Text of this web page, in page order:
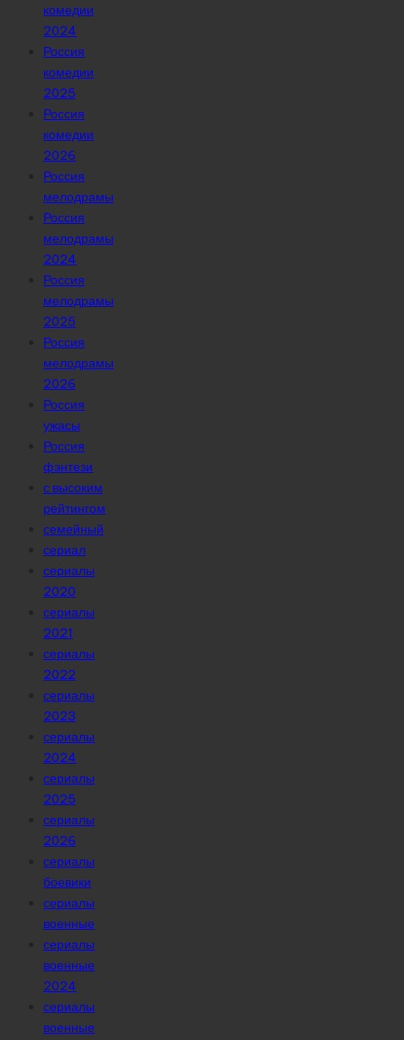
комедии
2024
Россия
комедии
2025
Россия
комедии
2026
Россия
мелодрамы
Россия
мелодрамы
2024
Россия
мелодрамы
2025
Россия
мелодрамы
2026
Россия
ужасы
Россия
фэнтези
с высоким
рейтингом
семейный
сериал
сериалы
2020
сериалы
2021
сериалы
2022
сериалы
2023
сериалы
2024
сериалы
2025
сериалы
2026
сериалы
боевики
сериалы
военные
сериалы
военные
2024
сериалы
военные